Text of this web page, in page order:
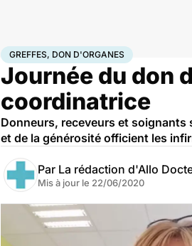
AccueilSantéSociétéGreffes, don d'organes
GREFFES, DON D'ORGANES
Journée du don
coordinatrice
Donneurs, receveurs et soignants
et de la générosité officient les
Par La rédaction d'Allo
Mis à jour le 22/06/2020